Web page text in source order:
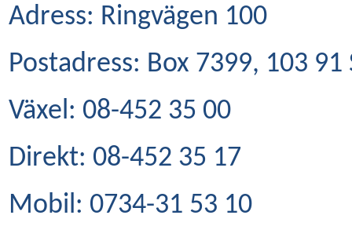
Adress: Ringvägen 100
Postadress: Box 7399, 103
Växel: 08-452 35 00
Direkt: 08-452 35 17
Mobil: 0734-31 53 10